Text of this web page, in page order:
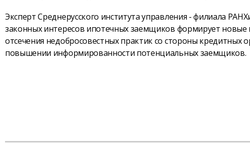
Эксперт Среднерусского института управления - филиала
законных интересов ипотечных заемщиков формирует
отсечения недобросовестных практик со стороны
повышении информированности потенциальных заемщиков.